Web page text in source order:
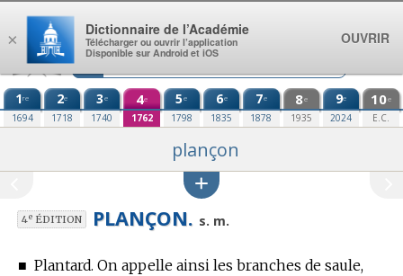
Aller au contenu
1re
1694
2e
1718
3e
1740
4e
1762
5e
1798
6e
1835
7e
1878
8e
1935
9e
2024
10e
E.C.
plançon
4eÉDITION PLANÇON. s. m.
■ Plantard. On appelle ainsi les branches de saule,
×
Dictionnaire de l’Académie
Télécharger ou ouvrir l’application
Disponible sur Android et iOS
OUVRIR